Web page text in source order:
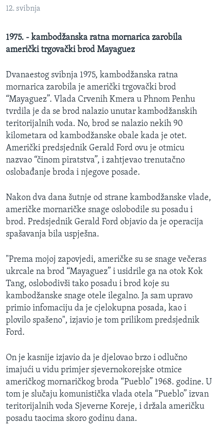
MAGAZIN
Learning English
PRATITE NAS
Jezici
12. svibnja
1975. - kambodžanska ratna mornarica zarobila
američki trgovački brod Mayaguez
Dvanaestog svibnja 1975, kambodžanska ratna
mornarica zarobila je američki trgovački brod
“Mayaguez”. Vlada Crvenih Kmera u Phnom Penhu
tvrdila je da se brod nalazio unutar kambodžanskih
teritorijalnih voda. No, brod se nalazio nekih 90
kilometara od kambodžanske obale kada je otet.
Američki predsjednik Gerald Ford ovu je otmicu
nazvao “činom piratstva”, i zahtjevao trenutačno
oslobađanje broda i njegove posade.
Nakon dva dana šutnje od strane kambodžanske vlade,
američke mornaričke snage oslobodile su posadu i
brod. Predsjednik Gerald Ford objavio da je operacija
spašavanja bila uspješna.
"Prema mojoj zapovjedi, američke su se snage večeras
ukrcale na brod “Mayaguez” i usidrile ga na otok Kok
Tang, oslobodivši tako posadu i brod koje su
kambodžanske snage otele ilegalno. Ja sam upravo
primio infomaciju da je cjelokupna posada, kao i
plovilo spašeno", izjavio je tom prilikom predsjednik
Ford.
On je kasnije izjavio da je djelovao brzo i odlučno
imajući u vidu primjer sjevernokorejske otmice
američkog mornaričkog broda “Pueblo” 1968. godine. U
tom je slučaju komunistička vlada otela “Pueblo” izvan
teritorijalnih voda Sjeverne Koreje, i držala američku
posadu taocima skoro godinu dana.